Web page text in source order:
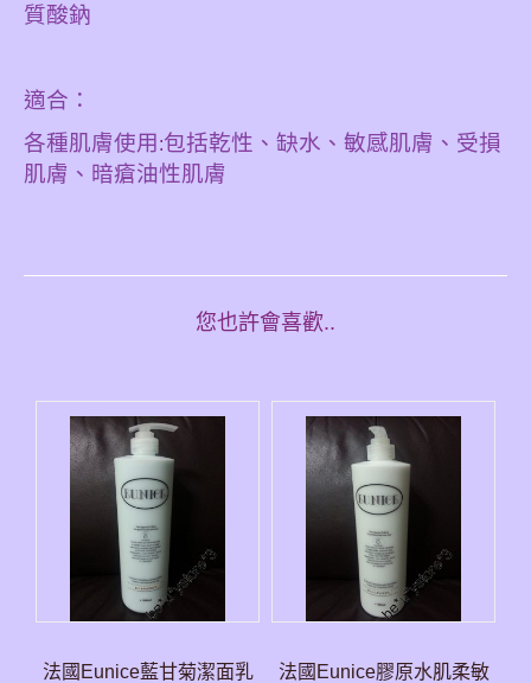
質酸鈉
適合：
各種肌膚使用:包括乾性、缺水、敏感肌膚、受損
肌膚、暗瘡油性肌膚
您也許會喜歡..
法國Eunice藍甘菊潔面乳
法國Eunice膠原水肌柔敏